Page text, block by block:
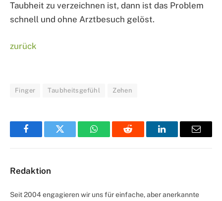
Taubheit zu verzeichnen ist, dann ist das Problem
schnell und ohne Arztbesuch gelöst.
zurück
Finger Taubheitsgefühl Zehen
FacebookTwitter WhatsAppReddit LinkedInEmail
Redaktion
Seit 2004 engagieren wir uns für einfache, aber anerkannte